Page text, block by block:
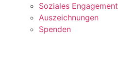
Soziales Engagement
Auszeichnungen
Spenden